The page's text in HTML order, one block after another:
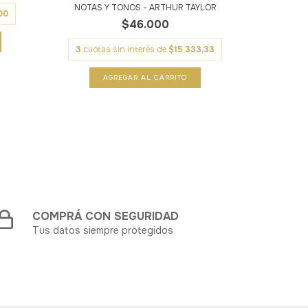
NOTAS Y TONOS - ARTHUR TAYLOR
$46.000
3 cuotas sin interés de $15.333,33
COMPRÁ CON SEGURIDAD
Tus datos siempre protegidos